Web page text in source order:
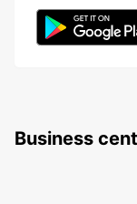
Business